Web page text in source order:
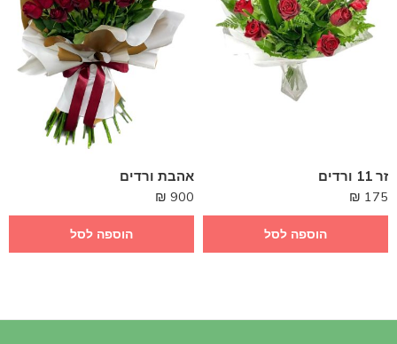
זר 11 ורדים
175
₪
הוספה לסל
אהבת ורדים
900
₪
הוספה לסל